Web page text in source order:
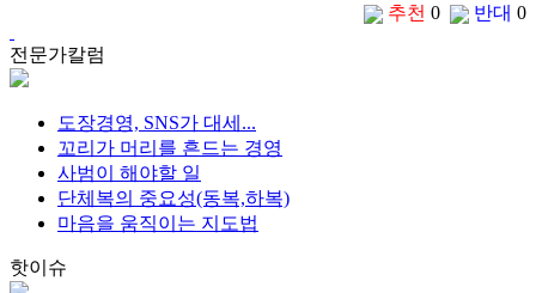
반대 0
추천 0
전문가칼럼
도장경영, SNS가 대세...
꼬리가 머리를 흔드는 경영
사범이 해야할 일
단체복의 중요성(동복,하복)
마음을 움직이는 지도법
핫이슈